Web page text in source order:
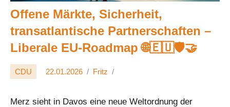
Offene Märkte, Sicherheit,
transatlantische Partnerschaften –
Liberale EU-Roadmap 🌐🇪🇺🛡️🤝
CDU 22.01.2026 Fritz
Merz sieht in Davos eine neue Weltordnung der